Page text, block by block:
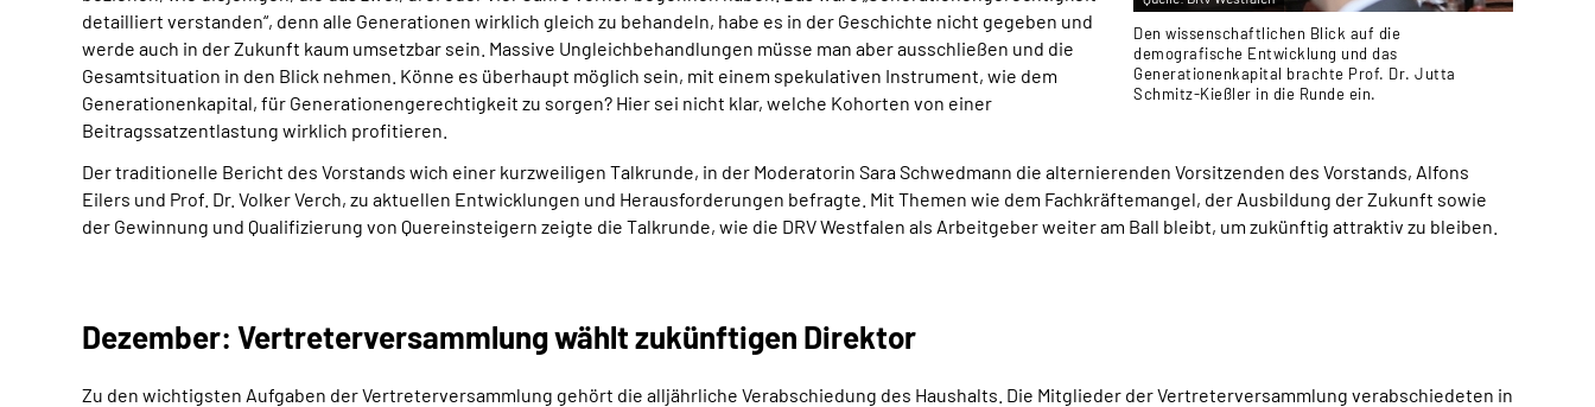
Den wissenschaftlichen Blick auf die
demografische Entwicklung und das
Generationenkapital brachte Prof. Dr. Jutta
Schmitz-Kießler in die Runde ein.
detailliert verstanden“, denn alle Generationen wirklich gleich zu behandeln, habe es in der Geschichte nicht gegeben und
werde auch in der Zukunft kaum umsetzbar sein. Massive Ungleichbehandlungen müsse man aber ausschließen und die
Gesamtsituation in den Blick nehmen. Könne es überhaupt möglich sein, mit einem spekulativen Instrument, wie dem
Generationenkapital, für Generationengerechtigkeit zu sorgen? Hier sei nicht klar, welche Kohorten von einer
Beitragssatzentlastung wirklich profitieren.
Der traditionelle Bericht des Vorstands wich einer kurzweiligen Talkrunde, in der Moderatorin Sara Schwedmann die alternierenden Vorsitzenden des Vorstands, Alfons
Eilers und Prof. Dr. Volker Verch, zu aktuellen Entwicklungen und Herausforderungen befragte. Mit Themen wie dem Fachkräftemangel, der Ausbildung der Zukunft sowie
der Gewinnung und Qualifizierung von Quereinsteigern zeigte die Talkrunde, wie die DRV Westfalen als Arbeitgeber weiter am Ball bleibt, um zukünftig attraktiv zu bleiben.
Dezember: Vertreterversammlung wählt zukünftigen Direktor
Zu den wichtigsten Aufgaben der Vertreterversammlung gehört die alljährliche Verabschiedung des Haushalts. Die Mitglieder der Vertreterversammlung verabschiedeten in